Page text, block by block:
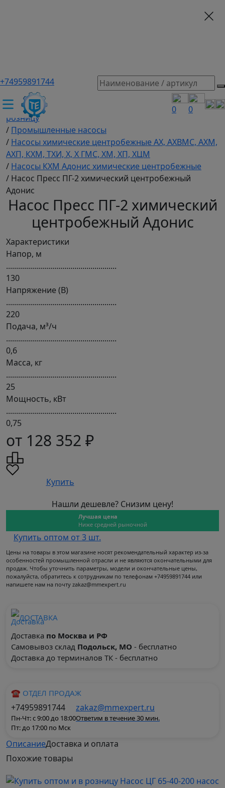
+74959891744
0 0
ТЕХЭКСПЕРТ российский производитель частотные
преобразователи, насосы, и вентиляция
/Промышленное оборудование купить оптом и в
розницу
/ Промышленные насосы
/ Насосы химические центробежные АХ, АХВМС, АХМ,
АХП, КХМ, ТХИ, Х, Х ГМС, ХМ, ХП, ХЦМ
/ Насосы КХМ Адонис химические центробежные
/ Насос Пресс ПГ-2 химический центробежный
Адонис
Насос Пресс ПГ-2 химический
центробежный Адонис
Характеристики
Мощность, кВт
.......................................................
0,75
Напор, м
.......................................................
130
Напряжение (В)
.......................................................
220
Подача, м³/ч
.......................................................
0,6
Масса, кг
.......................................................
25
от 128 352 ₽
Купить
Нашли дешевле? Снизим цену!
Лучшая цена
Ниже средней рыночной
Купить оптом от 3 шт.
Цены на товары в этом магазине носят рекомендательный характер из-за
особенностей промышленной отрасли и не являются окончательными для
продаж. Чтобы уточнить параметры, модели и окончательные цены,
пожалуйста, обратитесь к сотрудникам по телефонам +74959891744 или
напишете нам на почту zakaz@mmexpert.ru
ДОСТАВКА
Доставка по Москва и РФ
Самовывоз склад Подольск, МО - бесплатно
Доставка до терминалов ТК - бесплатно
☎ ОТДЕЛ ПРОДАЖ
+74959891744
Пн-Чт: с 9:00 до 18:00
Пт: до 17:00 по Мск
zakaz@mmexpert.ru
Ответим в течение 30 мин.
ОписаниеДоставка и оплата
Питательные насосы для подачи воды в паровые
гидросистем (аналог ПН 1,6-160)
Похожие товары